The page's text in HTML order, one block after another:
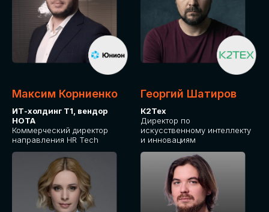
Максим Корниенко
ИТ-холдинг Т1, вендор
НОТА
Коммерческий директор
направления HR Tech
Георгий Шатиров
К2Тех
Директор по
искусственному интеллекту
и инновациям